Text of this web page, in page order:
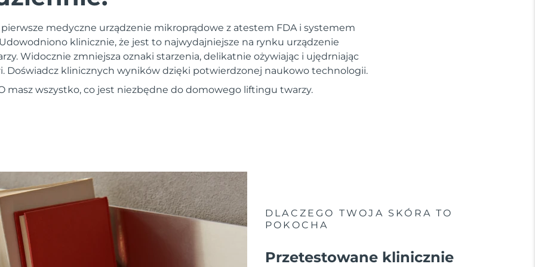
medyczne urządzenie mikroprądowe z atestem FDA i systemem
klinicznie, że jest to najwydajniejsze na rynku urządzenie
Widocznie zmniejsza oznaki starzenia, delikatnie ożywiając i ujędrniając
Doświadcz klinicznych wyników dzięki potwierdzonej naukowo technologii.
masz wszystko, co jest niezbędne do domowego liftingu twarzy.
DLACZEGO TWOJA SKÓRA TO
POKOCHA
Przetestowane klinicznie